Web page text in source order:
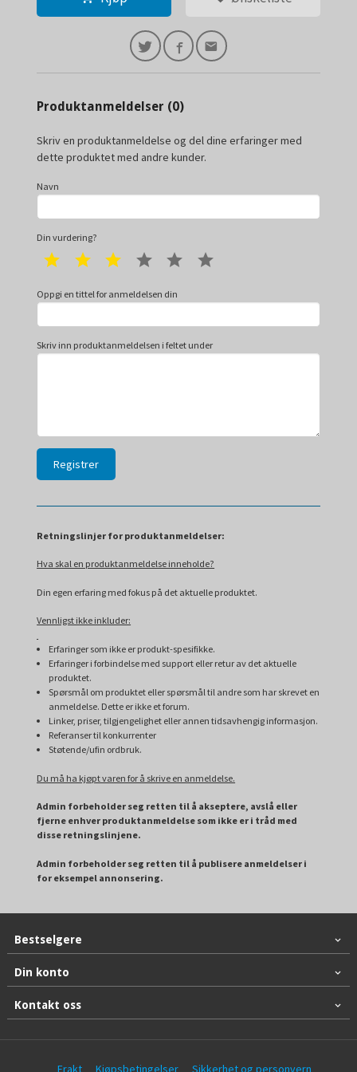
Produktanmeldelser (0)
Skriv en produktanmeldelse og del dine erfaringer med
dette produktet med andre kunder.
Navn
Din vurdering?
1 star 2 star 3 star 4 star 5 star
Oppgi en tittel for anmeldelsen din
Skriv inn produktanmeldelsen i feltet under
Retningslinjer for produktanmeldelser:
Hva skal en produktanmeldelse inneholde?
Din egen erfaring med fokus på det aktuelle produktet.
Vennligst ikke inkluder:
Erfaringer som ikke er produkt-spesifikke.
Erfaringer i forbindelse med support eller retur av det aktuelle
produktet.
Spørsmål om produktet eller spørsmål til andre som har skrevet en
anmeldelse. Dette er ikke et forum.
Linker, priser, tilgjengelighet eller annen tidsavhengig informasjon.
Referanser til konkurrenter
Støtende/ufin ordbruk.
Du må ha kjøpt varen for å skrive en anmeldelse.
Admin forbeholder seg retten til å akseptere, avslå eller
fjerne enhver produktanmeldelse som ikke er i tråd med
disse retningslinjene.
Admin forbeholder seg retten til å publisere anmeldelser i
for eksempel annonsering.
Bestselgere
Din konto
Kontakt oss
Frakt Kjøpsbetingelser Sikkerhet og personvern